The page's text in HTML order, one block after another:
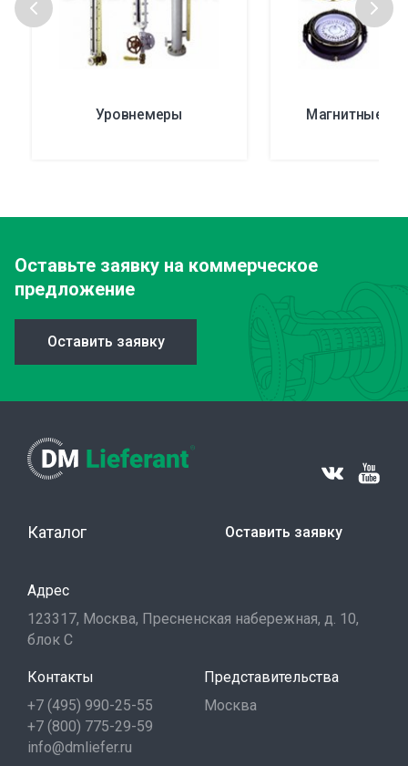
Уровнемеры Магнитные
Оставьте заявку на коммерческое
предложение
Оставить заявку
Каталог Оставить заявку
Адрес
123317, Москва, Пресненская набережная, д. 10,
блок С
Контакты
+7 (495) 990-25-55
+7 (800) 775-29-59
info@dmliefer.ru
Представительства
Москва